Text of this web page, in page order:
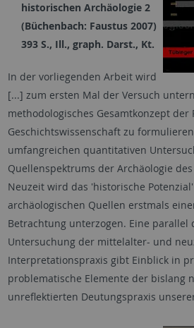
historischen Archäologie 2
(Büchenbach: Faustus 2007)
393 S., Ill., graph. Darst., Kt.
In der vorliegenden Arbeit wird
[...] zum ersten Mal der Versuch
methodologisches Gesamtkonzept der
Geschichtswissenschaft zu
umfangreichen quantitativen
Quellenspektrums der Archäologie
Neuzeit wird das 'historische
archäologischen Quellen erstmals
Betrachtung unterzogen. Eine parallel
Untersuchung der mittelalter- und
Interpretationspraxis gibt Einblick in
problematische Elemente der bislang
unreflektierten Deutungspraxis